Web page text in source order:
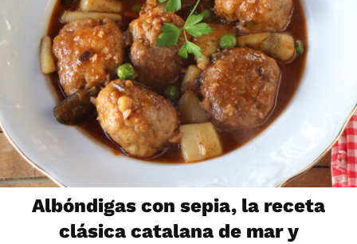
Albóndigas con sepia, la receta
clásica catalana de mar y